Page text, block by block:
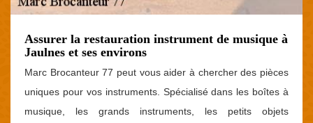
Assurer la restauration instrument de musique à
Jaulnes et ses environs
Marc Brocanteur 77 peut vous aider à chercher des pièces
uniques pour vos instruments. Spécialisé dans les boîtes à
musique, les grands instruments, les petits objets